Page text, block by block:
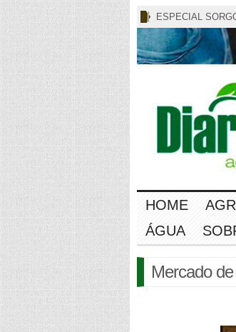
ESPECIAL
HOME
ÁGUA
Mercado